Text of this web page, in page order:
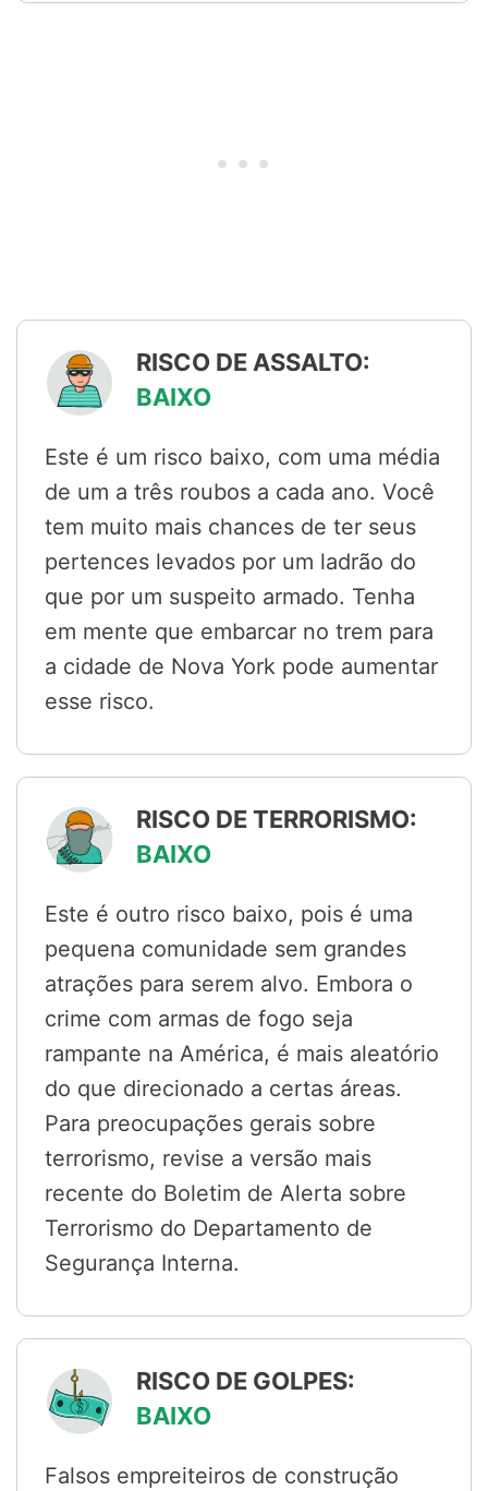
RISCO DE ASSALTO:
BAIXO
Este é um risco baixo, com uma média
de um a três roubos a cada ano. Você
tem muito mais chances de ter seus
pertences levados por um ladrão do
que por um suspeito armado. Tenha
em mente que embarcar no trem para
a cidade de Nova York pode aumentar
esse risco.
RISCO DE TERRORISMO:
BAIXO
Este é outro risco baixo, pois é uma
pequena comunidade sem grandes
atrações para serem alvo. Embora o
crime com armas de fogo seja
rampante na América, é mais aleatório
do que direcionado a certas áreas.
Para preocupações gerais sobre
terrorismo, revise a versão mais
recente do Boletim de Alerta sobre
Terrorismo do Departamento de
Segurança Interna.
RISCO DE GOLPES:
BAIXO
Falsos empreiteiros de construção